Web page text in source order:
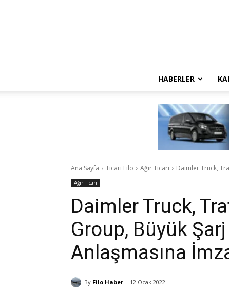
HABERLER
Ana Sayfa Ticari Filo Ağır Ticari Daimler Truck,
Ağır Ticari
Daimler Truck,
Group, Büyük
Anlaşmasına
By Filo Haber 12 Ocak 2022